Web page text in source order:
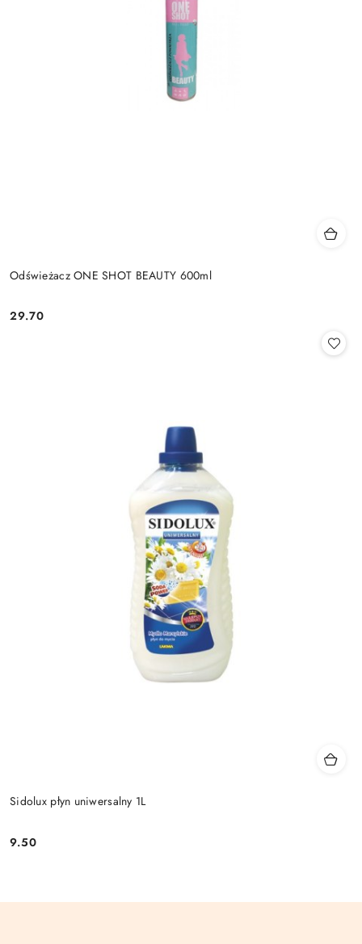
Odświeżacz ONE SHOT BEAUTY 600ml
Cena:
29.70
Sidolux płyn uniwersalny 1L
Cena:
9.50